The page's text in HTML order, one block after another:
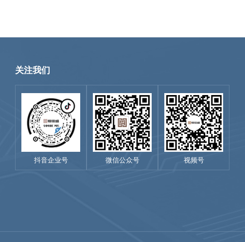
关注我们
抖音企业号 微信公众号 视频号